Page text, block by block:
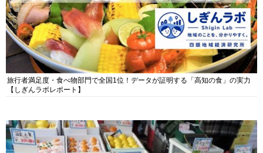
旅行者満足度・食べ物部門で全国1位！データが証明する「高知の食」の実力
【しぎんラボレポート】